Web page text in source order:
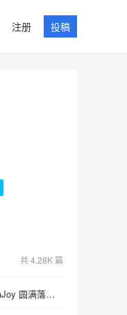
注册 投稿
共 4.28K 篇
43.89万人次再创新高！第 23 届 ChinaJoy 圆满落幕：感谢有你，共赴这场“与 AI 同游”的盛夏之约